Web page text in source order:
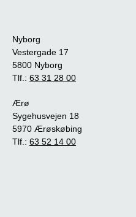
Nyborg
Vestergade 17
5800 Nyborg
Tlf.: 63 31 28 00
Ærø
Sygehusvejen 18
5970 Ærøskøbing
Tlf.: 63 52 14 00